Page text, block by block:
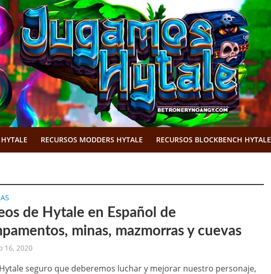
RECURSOS MODDERS HYTALE RECURSOS BLOCKBENCH HYTALE
de Hytale en Español de
minas, mazmorras y cuevas
16, 2020
seguro que deberemos luchar y mejorar nuestro personaje,